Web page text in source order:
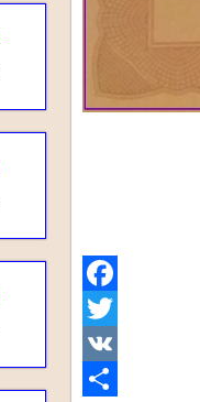
Facebook
Twitter
VK